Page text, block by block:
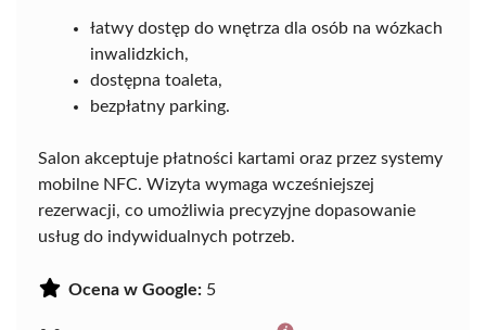
łatwy dostęp do wnętrza dla osób na wózkach
inwalidzkich,
dostępna toaleta,
bezpłatny parking.
Salon akceptuje płatności kartami oraz przez systemy
mobilne NFC. Wizyta wymaga wcześniejszej
rezerwacji, co umożliwia precyzyjne dopasowanie
usług do indywidualnych potrzeb.
Ocena w Google: 5